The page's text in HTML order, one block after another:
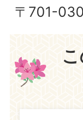
〒701-